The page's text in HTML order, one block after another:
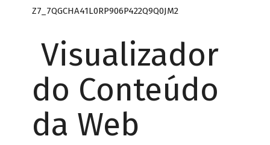
Z7_7QGCHA41L0RP906P422Q9Q0JM2
Visualizador
do Conteúdo
da Web